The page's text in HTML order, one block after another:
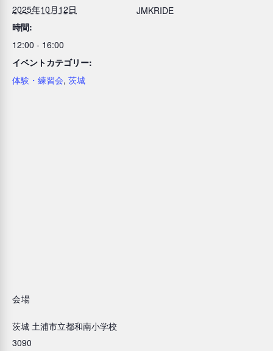
2025年10月12日
時間:
12:00 - 16:00
イベントカテゴリー:
体験・練習会, 茨城
JMKRIDE
会場
茨城 土浦市立都和南小学校
3090